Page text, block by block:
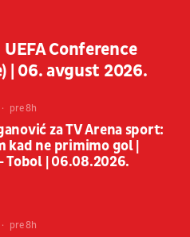
Conference
| 06. avgust 2026.
pre 8h
za TV Arena sport:
kad ne primimo gol |
Tobol | 06.08.2026.
pre 8h